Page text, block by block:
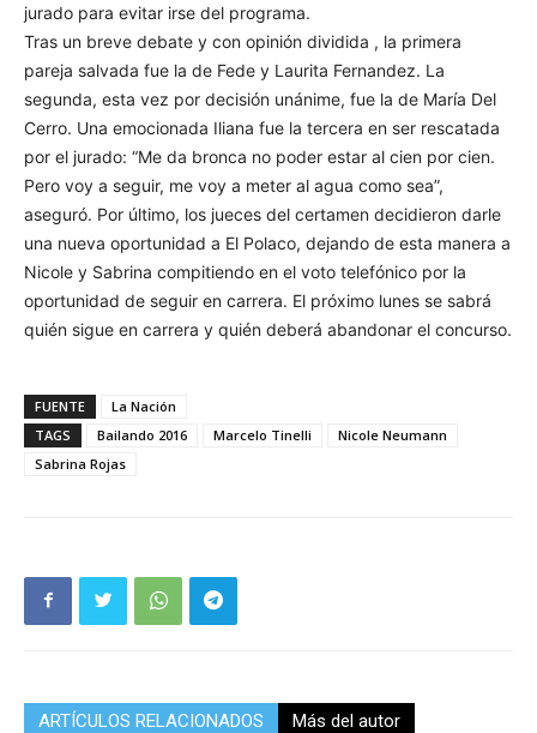
jurado para evitar irse del programa.
Tras un breve debate y con opinión dividida , la primera
pareja salvada fue la de Fede y Laurita Fernandez. La
segunda, esta vez por decisión unánime, fue la de María Del
Cerro. Una emocionada Iliana fue la tercera en ser rescatada
por el jurado: “Me da bronca no poder estar al cien por cien.
Pero voy a seguir, me voy a meter al agua como sea”,
aseguró. Por último, los jueces del certamen decidieron darle
una nueva oportunidad a El Polaco, dejando de esta manera a
Nicole y Sabrina compitiendo en el voto telefónico por la
oportunidad de seguir en carrera. El próximo lunes se sabrá
quién sigue en carrera y quién deberá abandonar el concurso.
FUENTE
La Nación
TAGS
Bailando 2016 Marcelo Tinelli
Nicole Neumann
Sabrina Rojas
ARTÍCULOS RELACIONADOS Más del autor